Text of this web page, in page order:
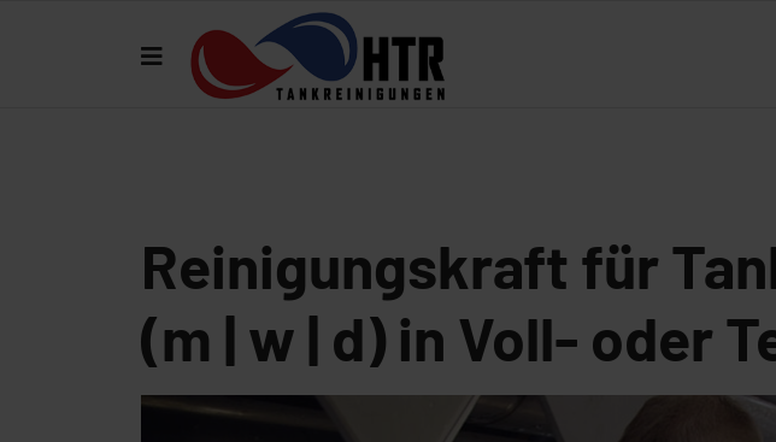
Reinigungskraft für
(m | w | d) in Voll- oder